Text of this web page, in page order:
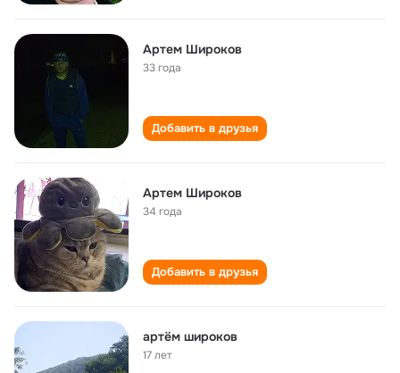
Артем Широков
33 года
Добавить в друзья
Артем Широков
34 года
Добавить в друзья
артём широков
17 лет